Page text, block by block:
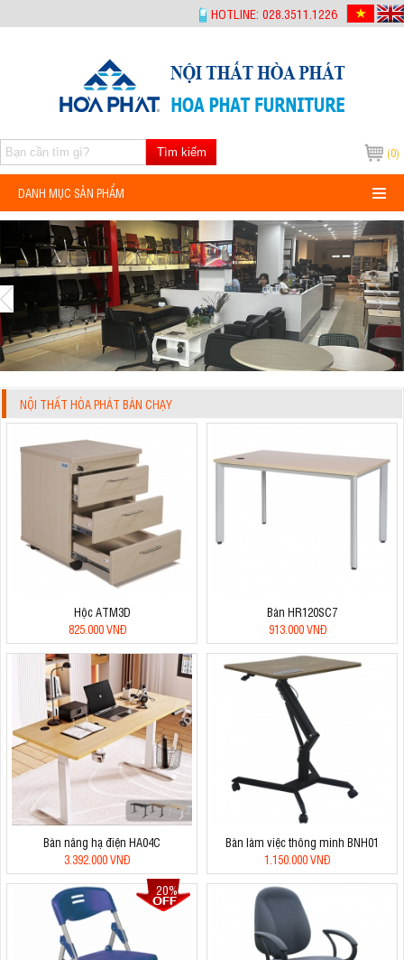
HOTLINE: 028.3511.1226
(0)
Tìm kiếm
DANH MỤC SẢN PHẨM
NỘI THẤT HÒA PHÁT BÁN CHẠY
Hộc ATM3D
825.000 VNĐ
Bàn HR120SC7
913.000 VNĐ
Bàn nâng hạ điện HA04C
3.392.000 VNĐ
Bàn làm việc thông minh BNH01
1.150.000 VNĐ
20%